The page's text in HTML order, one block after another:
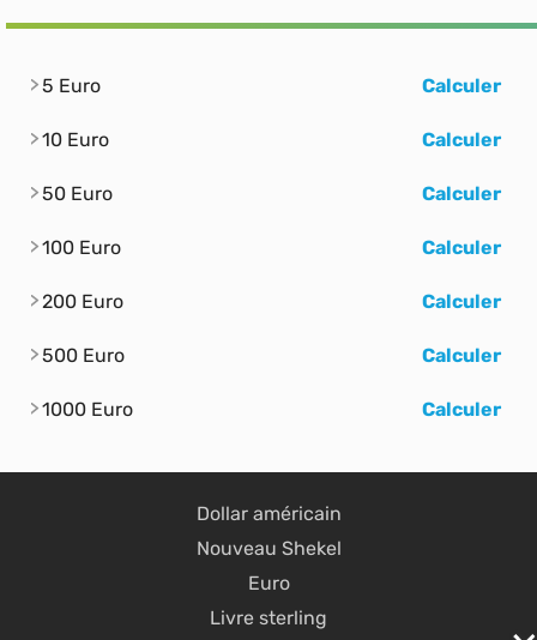
5 Euro Calculer
10 Euro Calculer
50 Euro Calculer
100 Euro Calculer
200 Euro Calculer
500 Euro Calculer
1000 Euro Calculer
Dollar américain
Nouveau Shekel
Euro
Livre sterling